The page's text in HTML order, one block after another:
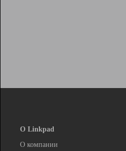
О Linkpad
О компании